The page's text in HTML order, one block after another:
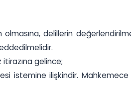
delillerin
gelince;
istemine ilişkindir.